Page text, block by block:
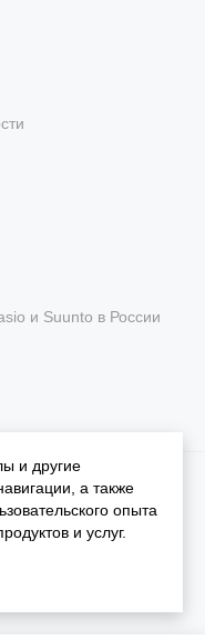
и Suunto в России
сайта
и другие
а также
опыта
и услуг.